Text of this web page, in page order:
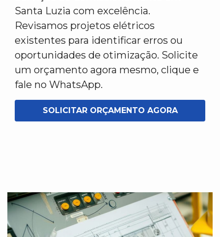
Santa Luzia com excelência.
Revisamos projetos elétricos
existentes para identificar erros ou
oportunidades de otimização. Solicite
um orçamento agora mesmo, clique e
fale no WhatsApp.
SOLICITAR ORÇAMENTO AGORA